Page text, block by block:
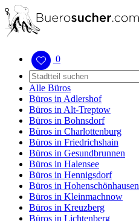
0
Alle Büros
Büros in Adlershof
Büros in Alt-Treptow
Büros in Bohnsdorf
Büros in Charlottenburg
Büros in Friedrichshain
Büros in Gesundbrunnen
Büros in Halensee
Büros in Hennigsdorf
Büros in Hohenschönhausen
Büros in Kleinmachnow
Büros in Kreuzberg
Büros in Lichtenberg